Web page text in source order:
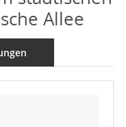
Allee